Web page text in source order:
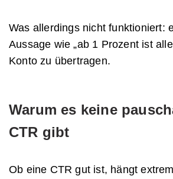
Was allerdings nicht funktioniert:
Aussage wie „ab 1 Prozent ist
Konto zu übertragen.
Warum es keine
CTR gibt
Ob eine CTR gut ist, hängt